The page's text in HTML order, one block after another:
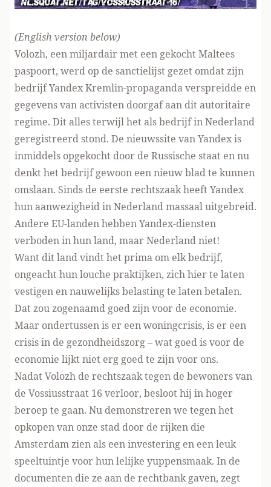
(English version below)
Volozh, een miljardair met een gekocht Maltees
paspoort, werd op de sanctielijst gezet omdat zijn
bedrijf Yandex Kremlin-propaganda verspreidde en
gegevens van activisten doorgaf aan dit autoritaire
regime. Dit alles terwijl het als bedrijf in Nederland
geregistreerd stond. De nieuwssite van Yandex is
inmiddels opgekocht door de Russische staat en nu
denkt het bedrijf gewoon een nieuw blad te kunnen
omslaan. Sinds de eerste rechtszaak heeft Yandex
hun aanwezigheid in Nederland massaal uitgebreid.
Andere EU-landen hebben Yandex-diensten
verboden in hun land, maar Nederland niet!
Want dit land vindt het prima om elk bedrijf,
ongeacht hun louche praktijken, zich hier te laten
vestigen en nauwelijks belasting te laten betalen.
Dat zou zogenaamd goed zijn voor de economie.
Maar ondertussen is er een woningcrisis, is er een
crisis in de gezondheidszorg – wat goed is voor de
economie lijkt niet erg goed te zijn voor ons.
Nadat Volozh de rechtszaak tegen de bewoners van
de Vossiusstraat 16 verloor, besloot hij in hoger
beroep te gaan. Nu demonstreren we tegen het
opkopen van onze stad door de rijken die
Amsterdam zien als een investering en een leuk
speeltuintje voor hun lelijke yuppensmaak. In de
documenten die ze aan de rechtbank gaven, zegt